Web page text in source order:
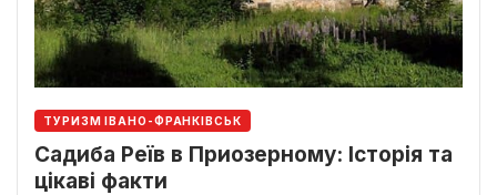
ТУРИЗМ ІВАНО-ФРАНКІВСЬК
Садиба Реїв в Приозерному: Історія та
цікаві факти